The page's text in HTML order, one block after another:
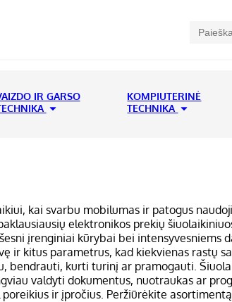
IR GARSO
KOMPIUTERINĖ
TECHNIKA
kai svarbu mobilumas ir patogus
elektronikos prekių
įrenginiai kūrybai bei intensyvesniems
ir kitus parametrus, kad kiekvienas rastų
kurti turinį ar pramogauti.
valdyti dokumentus, nuotraukas ar
ir įpročius. Peržiūrėkite